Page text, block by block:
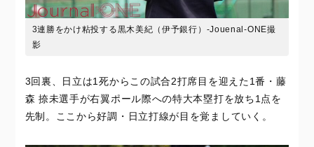
3連勝をかけ粘投する黒木美紀（伊予銀行）-Jouenal-ONE撮
影
3回裏、日立は1死からこの試合2打席目を迎えた1番・藤
森 捺未選手が右翼ポール際への特大本塁打を放ち1点を
先制。ここから好調・日立打線が目を覚ましていく。